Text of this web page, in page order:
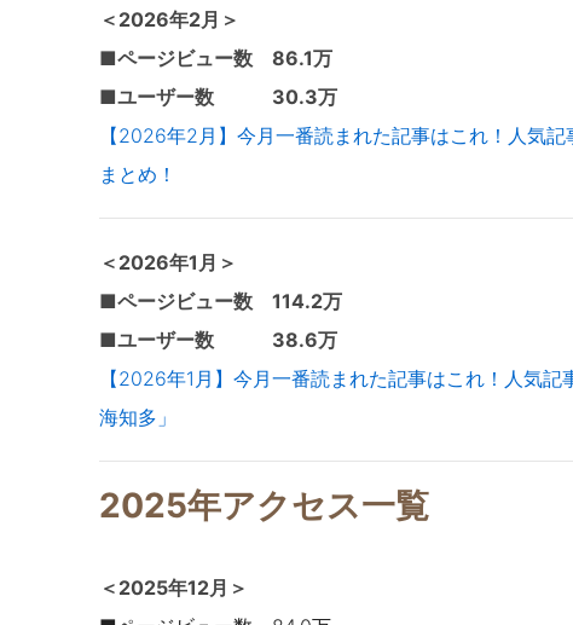
＜2026年2月＞
■ページビュー数 86.1万
■ユーザー数 30.3万
【2026年2月】今月一番読まれた記事はこれ！人気
まとめ！
＜2026年1 月＞
■ページビュー数 114.2万
■ユーザー数 38.6万
【2026年1月】今月一番読まれた記事はこれ！人気
海知多」
2025年アクセス一覧
＜2025年12月＞